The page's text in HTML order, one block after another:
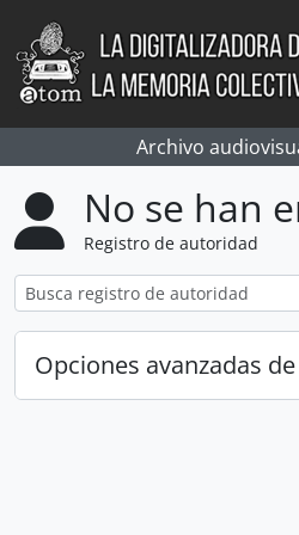
Skip to main content
Archivo
No se han
Registro de autoridad
Opciones avanzadas